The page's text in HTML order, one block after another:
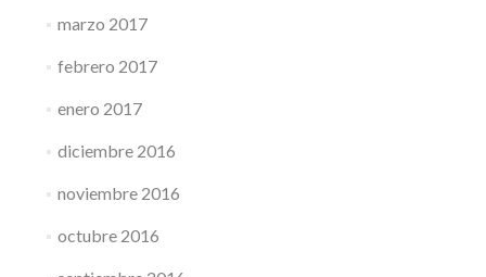
marzo 2017
febrero 2017
enero 2017
diciembre 2016
noviembre 2016
octubre 2016